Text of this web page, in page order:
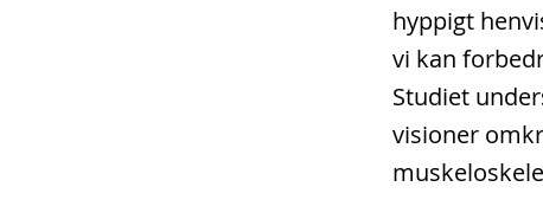
hyppigt
vi kan
Studiet
visioner